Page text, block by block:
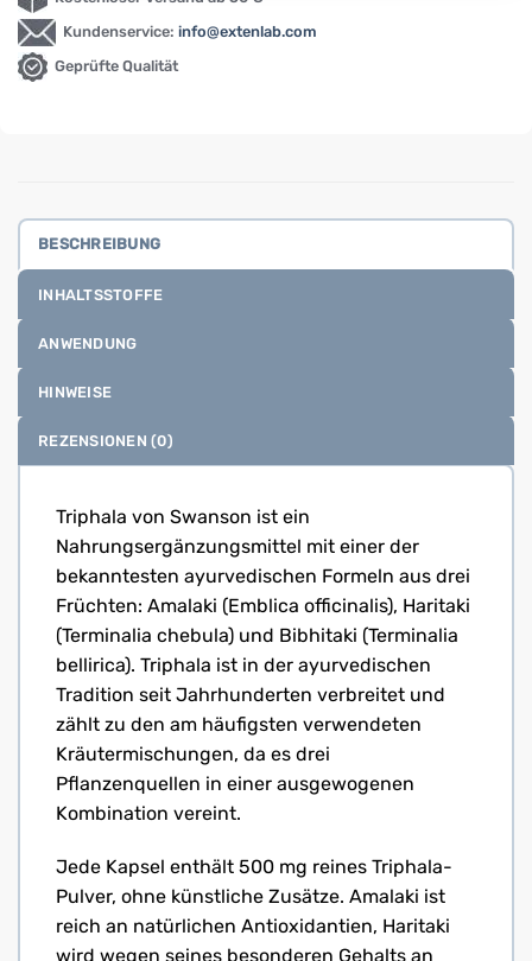
Kundenservice: info@extenlab.com
Geprüfte Qualität
BESCHREIBUNG
INHALTSSTOFFE
ANWENDUNG
HINWEISE
REZENSIONEN (0)
Triphala von Swanson ist ein
Nahrungsergänzungsmittel mit einer der
bekanntesten ayurvedischen Formeln aus drei
Früchten: Amalaki (Emblica officinalis), Haritaki
(Terminalia chebula) und Bibhitaki (Terminalia
bellirica). Triphala ist in der ayurvedischen
Tradition seit Jahrhunderten verbreitet und
zählt zu den am häufigsten verwendeten
Kräutermischungen, da es drei
Pflanzenquellen in einer ausgewogenen
Kombination vereint.
Jede Kapsel enthält 500 mg reines Triphala-
Pulver, ohne künstliche Zusätze. Amalaki ist
reich an natürlichen Antioxidantien, Haritaki
wird wegen seines besonderen Gehalts an